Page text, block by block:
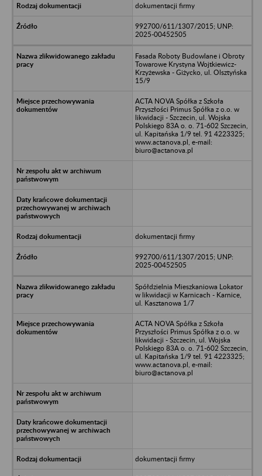
dokumentacji firmy
992700/611/1307/2015; UNP:
2025-00452505
Fasada Roboty Budowlane i Obroty
Towarowe Krystyna Wojtkiewicz-
Krzyżewska - Giżycko, ul. Olsztyńska
15/9
ACTA NOVA Spółka z Szkoła
Przyszłości Primus Spółka z o.o. w
likwidacji - Szczecin, ul. Wojska
Polskiego 83A o. o. 71-602 Szczecin,
ul. Kapitańska 1/9 tel. 91 4223325;
www.actanova.pl, e-mail:
biuro@actanova.pl
dokumentacji firmy
992700/611/1307/2015; UNP:
2025-00452505
Spółdzielnia Mieszkaniowa Lokator
w likwidacji w Karnicach - Karnice,
ul. Kasztanowa 1/7
ACTA NOVA Spółka z Szkoła
Przyszłości Primus Spółka z o.o. w
likwidacji - Szczecin, ul. Wojska
Polskiego 83A o. o. 71-602 Szczecin,
ul. Kapitańska 1/9 tel. 91 4223325;
www.actanova.pl, e-mail:
biuro@actanova.pl
dokumentacji firmy